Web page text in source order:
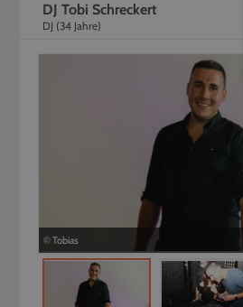
DJ Tobi Schreckert
DJ (34 Jahre)
© Tobias